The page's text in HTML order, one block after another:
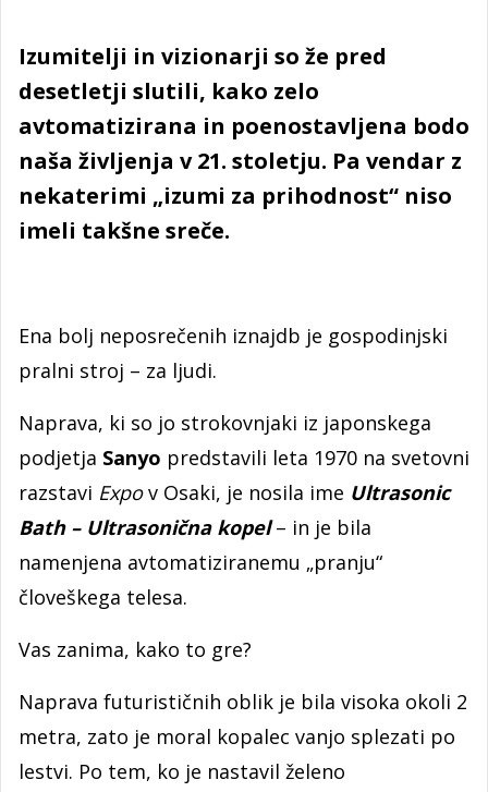
Izumitelji in vizionarji so že pred
desetletji slutili, kako zelo
avtomatizirana in poenostavljena bodo
naša življenja v 21. stoletju. Pa vendar z
nekaterimi „izumi za prihodnost“ niso
imeli takšne sreče.
Ena bolj neposrečenih iznajdb je gospodinjski
pralni stroj – za ljudi.
Naprava, ki so jo strokovnjaki iz japonskega
podjetja Sanyo predstavili leta 1970 na svetovni
razstavi Expov Osaki, je nosila ime Ultrasonic
Bath – Ultrasonična kopel– in je bila
namenjena avtomatiziranemu „pranju“
človeškega telesa.
Vas zanima, kako to gre?
Naprava futurističnih oblik je bila visoka okoli 2
metra, zato je moral kopalec vanjo splezati po
lestvi. Po tem, ko je nastavil želeno